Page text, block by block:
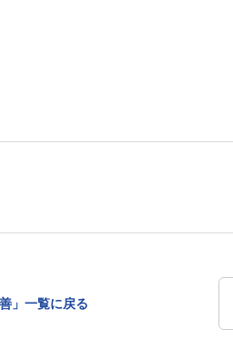
」一覧に戻る